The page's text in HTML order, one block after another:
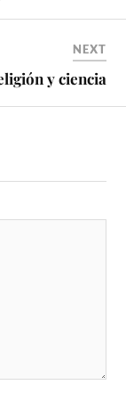
NEXT
y ciencia